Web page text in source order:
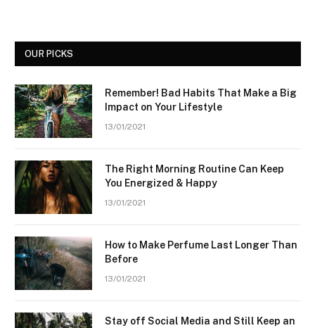
OUR PICKS
Remember! Bad Habits That Make a Big
Impact on Your Lifestyle
13/01/2021
The Right Morning Routine Can Keep
You Energized & Happy
13/01/2021
How to Make Perfume Last Longer Than
Before
13/01/2021
Stay off Social Media and Still Keep an